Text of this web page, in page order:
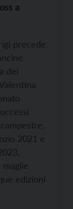
a
precede
dei
2021 e
edizioni